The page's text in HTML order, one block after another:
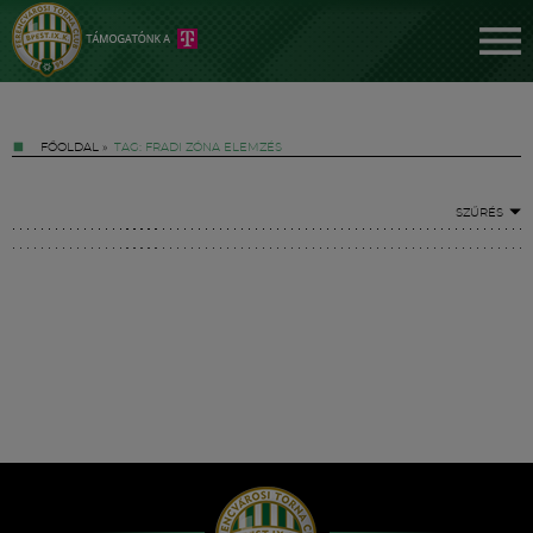
FŐOLDAL » TAG: FRADI ZÓNA ELEMZÉS
SZŰRÉS
Hírek